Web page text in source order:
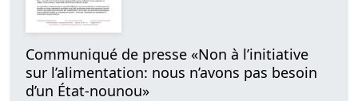
Communiqué de presse «Non à l’initiative
sur l’alimentation: nous n’avons pas besoin
d’un État-nounou»